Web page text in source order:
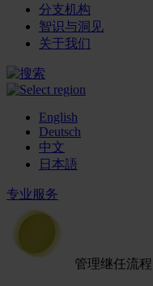
分支机构
智识与洞见
关于我们
English
Deutsch
中文
日本語
专业服务
管理继任流程